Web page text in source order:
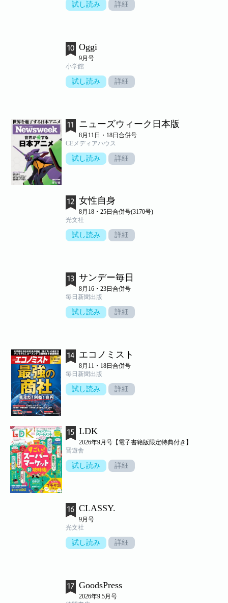
試し読み 詳細
Oggi
9月号
小学館
試し読み 詳細
ニューズウィーク日本版
8月11日・18日合併号
CEメディアハウス
試し読み 詳細
女性自身
8月18・25日合併号(3170号)
光文社
試し読み 詳細
サンデー毎日
8月16・23日合併号
毎日新聞出版
試し読み 詳細
エコノミスト
8月11・18日合併号
毎日新聞出版
試し読み 詳細
LDK
2026年9月号【電子書籍版限定特典付き】
晋遊舎
試し読み 詳細
CLASSY.
9月号
光文社
試し読み 詳細
GoodsPress
2026年9.5月号